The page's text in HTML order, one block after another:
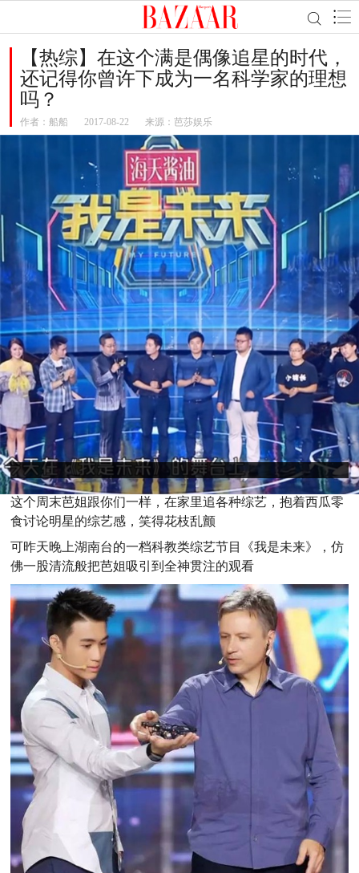
【热综】在这个满是偶像追星的时代，
还记得你曾许下成为一名科学家的理想
吗？
作者： 船船 2017-08-22 来源：芭莎娱乐
这个周末芭姐跟你们一样，在家里追各种综艺，抱着西瓜零
食讨论明星的综艺感，笑得花枝乱颤
可昨天晚上湖南台的一档科教类综艺节目《我是未来》，仿
佛一股清流般把芭姐吸引到全神贯注的观看